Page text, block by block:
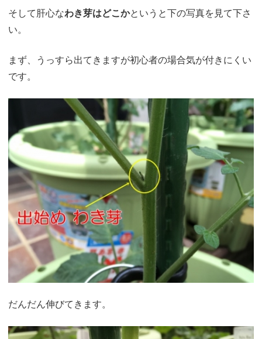
そして肝心なわき芽はどこかというと下の写真を見て下さ
い。
まず、うっすら出てきますが初心者の場合気が付きにくい
です。
だんだん伸びてきます。